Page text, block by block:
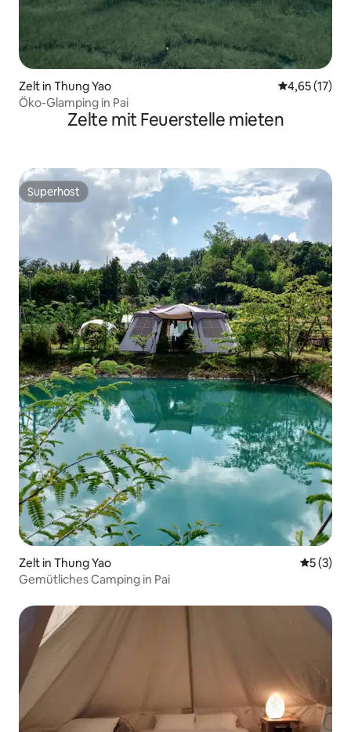
Zelt in Thung Yao
4,65 (17)
Öko-Glamping in Pai
Zelte mit Feuerstelle mieten
Superhost
Superhost
Zelt in Thung Yao
5 (3)
Gemütliches Camping in Pai